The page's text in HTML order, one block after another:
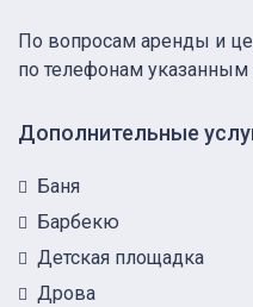
По вопросам аренды и
по телефонам указанным
Дополнительные
Баня
Барбекю
Детская площадка
Дрова